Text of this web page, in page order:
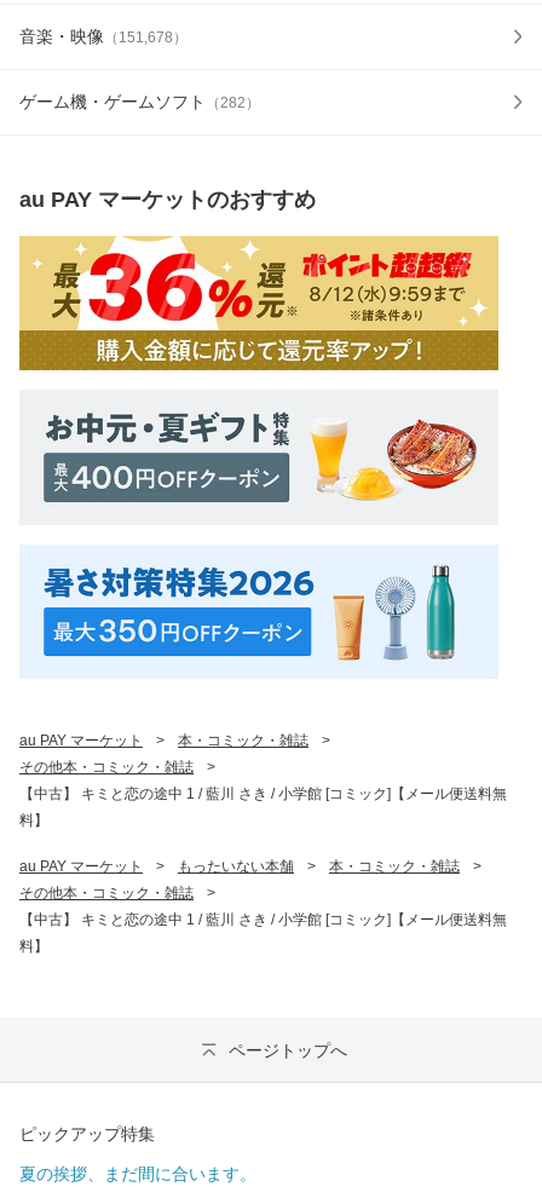
音楽・映像 （ 151,678 ）
ゲーム機・ゲームソフト （282 ）
au PAY マーケットのおすすめ
au PAY マーケット > 本・コミック・雑誌
>
その他本・コミック・雑誌
>
【中古】 キミと恋の途中 1 / 藍川 さき / 小学館 [コミック]【メール便送料無
料】
au PAY マーケット > もったいない本舗 > 本・コミック・雑誌
>
その他本・コミック・雑誌
>
【中古】 キミと恋の途中 1 / 藍川 さき / 小学館 [コミック]【メール便送料無
料】
ページトップへ
ピックアップ特集
夏の挨拶、まだ間に合います。